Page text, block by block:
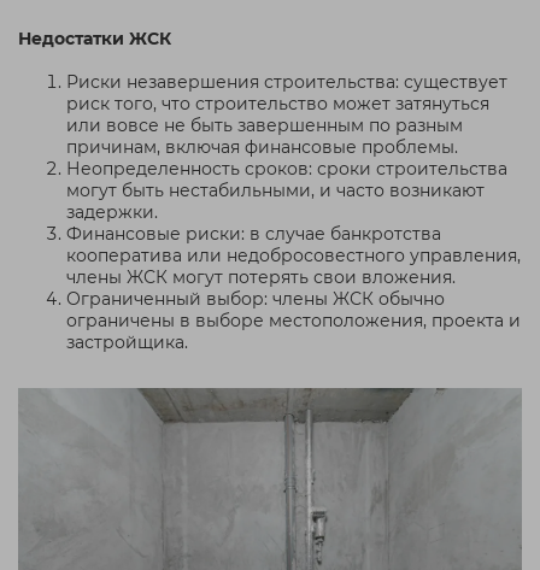
Недостатки ЖСК
Риски незавершения строительства: существует
риск того, что строительство может затянуться
или вовсе не быть завершенным по разным
причинам, включая финансовые проблемы.
Неопределенность сроков: сроки строительства
могут быть нестабильными, и часто возникают
задержки.
Финансовые риски: в случае банкротства
кооператива или недобросовестного управления,
члены ЖСК могут потерять свои вложения.
Ограниченный выбор: члены ЖСК обычно
ограничены в выборе местоположения, проекта и
застройщика.